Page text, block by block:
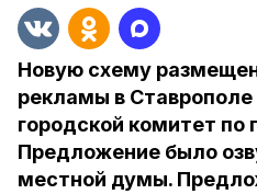
Новую схему
рекламы в Ставрополе
городской комитет по
Предложение было
местной думы.